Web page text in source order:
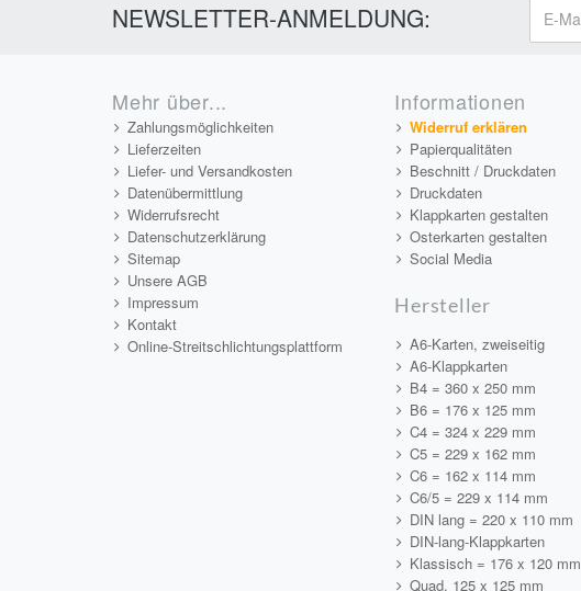
NEWSLETTER-ANMELDUNG:
Mehr über...
Zahlungsmöglichkeiten
Lieferzeiten
Liefer- und Versandkosten
Datenübermittlung
Widerrufsrecht
Datenschutzerklärung
Sitemap
Unsere AGB
Impressum
Kontakt
Online-Streitschlichtungsplattform
Informationen
Widerruf erklären
Papierqualitäten
Beschnitt / Druckdaten
Druckdaten
Klappkarten gestalten
Osterkarten gestalten
Social Media
Hersteller
A6-Karten, zweiseitig
A6-Klappkarten
B4 = 360 x 250 mm
B6 = 176 x 125 mm
C4 = 324 x 229 mm
C5 = 229 x 162 mm
C6 = 162 x 114 mm
C6/5 = 229 x 114 mm
DIN lang = 220 x 110 mm
DIN-lang-Klappkarten
Klassisch = 176 x 120 mm
Quad. 125 x 125 mm